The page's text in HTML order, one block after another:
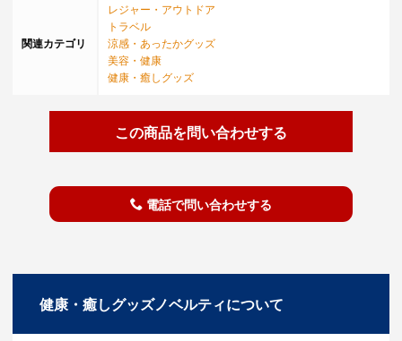
関連カテゴリ
レジャー・アウトドア
トラベル
涼感・あったかグッズ
美容・健康
健康・癒しグッズ
この商品を問い合わせする
電話で問い合わせする
健康・癒しグッズノベルティについて